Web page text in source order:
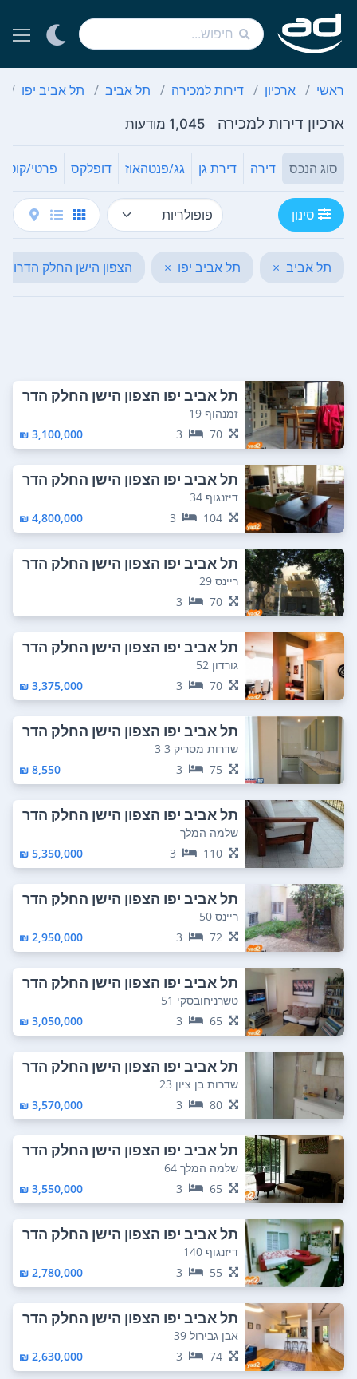
ראשי ארכיון דירות למכירה תל אביב תל אביב יפו
ארכיון דירות למכירה 1,045 מודעות
סוג הנכס דירה דירת גן גג/פנטהאוז דופלקס פרטי/קוטג'
סינון
תל אביב × תל אביב יפו × הצפון הישן החלק הדרום
תל אביב יפו הצפון הישן החלק הדר
ום מזרחי
זמנהוף 19
70
3
3,100,000 ₪
תל אביב יפו הצפון הישן החלק הדר
ום מזרחי
דיזנגוף 34
104
3
4,800,000 ₪
תל אביב יפו הצפון הישן החלק הדר
ום מזרחי
ריינס 29
70
3
תל אביב יפו הצפון הישן החלק הדר
ום מזרחי
גורדון 52
70
3
3,375,000 ₪
תל אביב יפו הצפון הישן החלק הדר
ום מזרחי
שדרות מסריק 3 3
75
3
8,550 ₪
תל אביב יפו הצפון הישן החלק הדר
ום מזרחי
שלמה המלך
110
3
5,350,000 ₪
תל אביב יפו הצפון הישן החלק הדר
ום מזרחי
ריינס 50
72
3
2,950,000 ₪
תל אביב יפו הצפון הישן החלק הדר
ום מזרחי
טשרניחובסקי 51
65
3
3,050,000 ₪
תל אביב יפו הצפון הישן החלק הדר
ום מזרחי
שדרות בן ציון 23
80
3
3,570,000 ₪
תל אביב יפו הצפון הישן החלק הדר
ום מזרחי
שלמה המלך 64
65
3
3,550,000 ₪
תל אביב יפו הצפון הישן החלק הדר
ום מזרחי
דיזנגוף 140
55
3
2,780,000 ₪
תל אביב יפו הצפון הישן החלק הדר
ום מזרחי
אבן גבירול 39
74
3
2,630,000 ₪